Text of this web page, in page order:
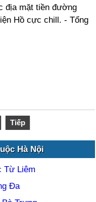
địa mặt tiền đường
Hồ cực chill. - Tổng
Tiếp
Hà Nội
Từ Liêm
Đa